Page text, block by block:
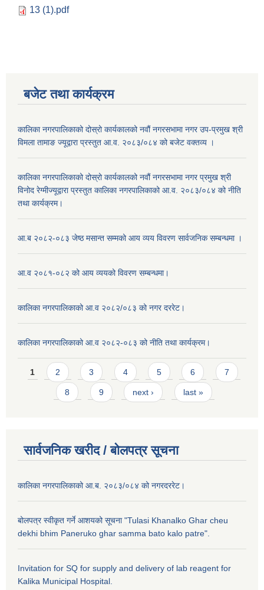
13 (1).pdf
बजेट तथा कार्यक्रम
कालिका नगरपालिकाको दोस्रो कार्यकालको नवौं नगरसभामा नगर उप-प्रमुख श्री
विमला तामाङ ज्यूद्वारा प्रस्तुत आ.व. २०८३/०८४ को बजेट वक्तव्य ।
कालिका नगरपालिकाको दोस्रो कार्यकालको नवौं नगरसभामा नगर प्रमुख श्री
विनोद रेग्मीज्यूद्वारा प्रस्तुत कालिका नगरपालिकाको आ.व. २०८३/०८४ को नीति
तथा कार्यक्रम।
आ.ब २०८२-०८३ जेष्ठ मसान्त सम्मको आय व्यय विवरण सार्वजनिक सम्बन्धमा ।
आ.व २०८१-०८२ को आय व्ययको विवरण सम्बन्धमा।
कालिका नगरपालिकाको आ.व २०८२/०८३ को नगर दररेट।
कालिका नगरपालिकाको आ.व २०८२-०८३ को नीति तथा कार्यक्रम।
Pages
1 2 3 4 5 6 7
8 9 next › last »
सार्वजनिक खरीद / बाेलपत्र सूचना
कालिका नगरपालिकाको आ.ब. २०८३/०८४ को नगरदररेट।
बोलपत्र स्वीकृत गर्ने आशयको सूचना "Tulasi Khanalko Ghar cheu
dekhi bhim Paneruko ghar samma bato kalo patre".
Invitation for SQ for supply and delivery of lab reagent for
Kalika Municipal Hospital.